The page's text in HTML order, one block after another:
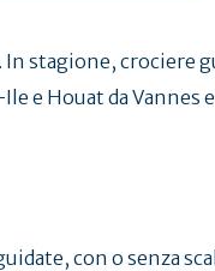
stagione, crociere
e Houat da
con o senza